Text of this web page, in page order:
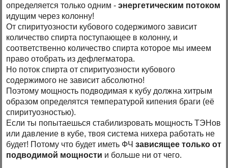
определяется только одним -энергетическим потоком
идущим через колонну!
От спиритуозности кубового содержимого зависит
количество спирта поступающее в колонну, и
соответственно количество спирта которое мы имеем
право отобрать из дефлегматора.
Но поток спирта от спиритуозности кубового
содержимого не зависит абсолютно!
Поэтому мощность подводимая к кубу должна хитрым
образом определятся температурой кипения браги (её
спиритуозностью).
Если ты попытаешься стабилизровать мощность ТЭНов
или давление в кубе, твоя система нихера работать не
будет! Потому что будет иметь ФЧзависящее только от
подводимой мощности и больше ни от чего.